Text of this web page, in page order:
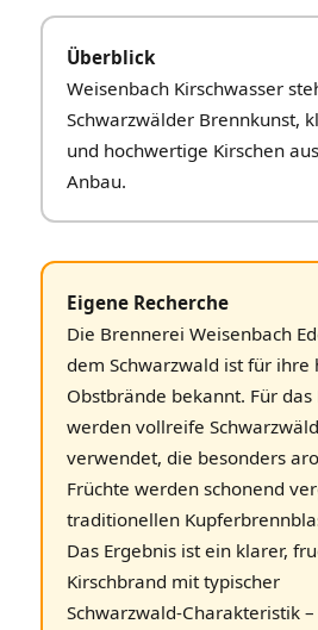
Überblick
Weisenbach Kirschwasser
Schwarzwälder Brennkunst,
und hochwertige Kirschen
Anbau.
Eigene Recherche
Die Brennerei Weisenbach
dem Schwarzwald ist für ihre
Obstbrände bekannt. Für das
werden vollreife
verwendet, die besonders
Früchte werden schonend
traditionellen
Das Ergebnis ist ein klarer,
Kirschbrand mit typischer
Schwarzwald‑Charakteristik